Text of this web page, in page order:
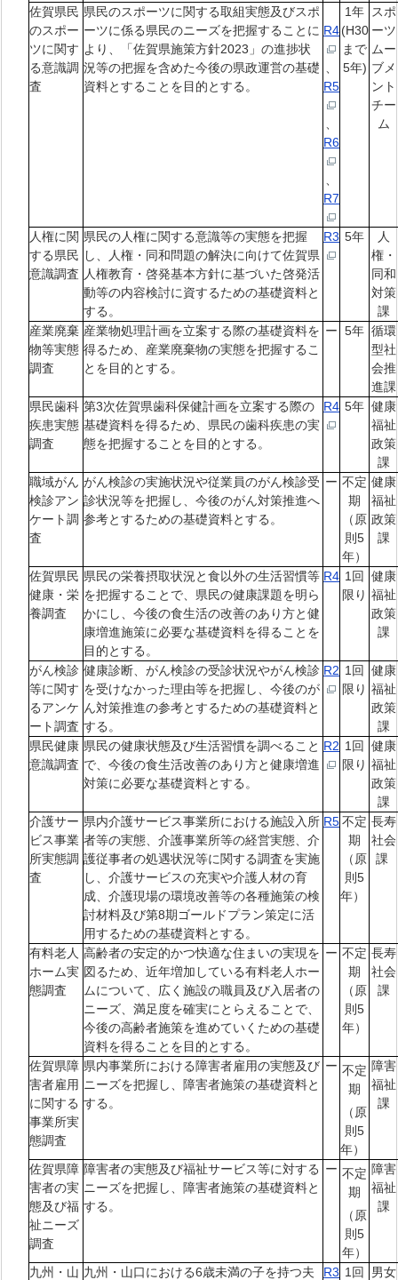
佐賀県民
のスポー
ツに関す
る意識調
査
県民のスポーツに関する取組実態及びスポ
ーツに係る県民のニーズを把握することに
より、「佐賀県施策方針2023」の進捗状
況等の把握を含めた今後の県政運営の基礎
資料とすることを目的とする。
R4
R5
R6
R7
1年
(H30
まで
5年)
スポ
ーツ
ムー
ブメ
ント
チー
ム
人権に関
する県民
意識調査
県民の人権に関する意識等の実態を把握
し、人権・同和問題の解決に向けて佐賀県
人権教育・啓発基本方針に基づいた啓発活
動等の内容検討に資するための基礎資料と
する。
R3 5年
人
権・
同和
対策
課
産業廃棄
物等実態
調査
産業物処理計画を立案する際の基礎資料を
得るため、産業廃棄物の実態を把握するこ
とを目的とする。
ー 5年 循環
型社
会推
進課
県民歯科
疾患実態
調査
第3次佐賀県歯科保健計画を立案する際の
基礎資料を得るため、県民の歯科疾患の実
態を把握することを目的とする。
R4 5年 健康
福祉
政策
課
職域がん
検診アン
ケート調
査
がん検診の実施状況や従業員のがん検診受
診状況等を把握し、今後のがん対策推進へ
参考とするための基礎資料とする。
ー 不定
期
（原
則5
年）
健康
福祉
政策
課
佐賀県民
健康・栄
養調査
県民の栄養摂取状況と食以外の生活習慣等
を把握することで、県民の健康課題を明ら
かにし、今後の食生活の改善のあり方と健
康増進施策に必要な基礎資料を得ることを
目的とする。
R4 1回
限り
健康
福祉
政策
課
がん検診
等に関す
るアンケ
ート調査
健康診断、がん検診の受診状況やがん検診
を受けなかった理由等を把握し、今後のが
ん対策推進の参考とするための基礎資料と
する。
R2 1回
限り
健康
福祉
政策
課
県民健康
意識調査
県民の健康状態及び生活習慣を調べること
で、今後の食生活改善のあり方と健康増進
対策に必要な基礎資料とする。
R2 1回
限り
健康
福祉
政策
課
介護サー
ビス事業
所実態調
査
県内介護サービス事業所における施設入所
者等の実態、介護事業所等の経営実態、介
護従事者の処遇状況等に関する調査を実施
し、介護サービスの充実や介護人材の育
成、介護現場の環境改善等の各種施策の検
討材料及び第8期ゴールドプラン策定に活
用するための基礎資料とする。
R5不定
期
（原
則5
年）
長寿
社会
課
有料老人
ホーム実
態調査
高齢者の安定的かつ快適な住まいの実現を
図るため、近年増加している有料老人ホー
ムについて、広く施設の職員及び入居者の
ニーズ、満足度を確実にとらえることで、
今後の高齢者施策を進めていくための基礎
資料を得ることを目的とする。
ー 不定
期
（原
則5
年）
長寿
社会
課
佐賀県障
害者雇用
に関する
事業所実
態調査
県内事業所における障害者雇用の実態及び
ニーズを把握し、障害者施策の基礎資料と
する。
ー 不定
期
（原
則5
年）
障害
福祉
課
佐賀県障
害者の実
態及び福
祉ニーズ
調査
障害者の実態及び福祉サービス等に対する
ニーズを把握し、障害者施策の基礎資料と
する。
ー 不定
期
（原
則5
年）
障害
福祉
課
九州・山 九州・山口における6歳未満の子を持つ夫 R3 1回 男女